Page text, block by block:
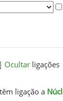
Ocultarligações
ligação a